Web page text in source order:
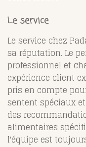
Le service
Le service chez
sa réputation. Le
professionnel et
expérience client
pris en compte
sentent spéciaux
des
alimentaires
l'équipe est